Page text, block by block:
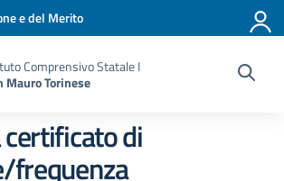
e del Merito
Comprensivo Statale I
Mauro Torinese
di
frequenza